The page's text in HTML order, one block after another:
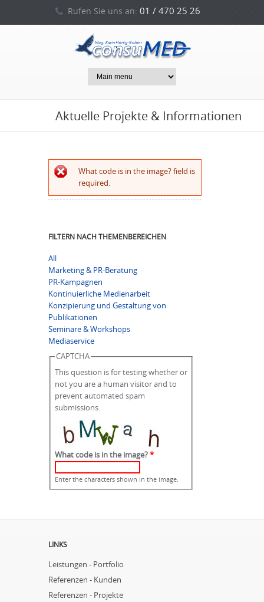
Rufen Sie uns an: 01 / 470 25 26
0664 / 212 53 94
Aktuelle Projekte & Informationen
Error message
What code is in the image? field is
required.
FILTERN NACH THEMENBEREICHEN
All
Marketing & PR-Beratung
PR-Kampagnen
Kontinuierliche Medienarbeit
Konzipierung und Gestaltung von
Publikationen
Seminare & Workshops
Mediaservice
CAPTCHA
This question is for testing whether or
not you are a human visitor and to
prevent automated spam
submissions.
What code is in the image?*
Enter the characters shown in the image.
LINKS
Leistungen - Portfolio
Referenzen - Kunden
Referenzen - Projekte